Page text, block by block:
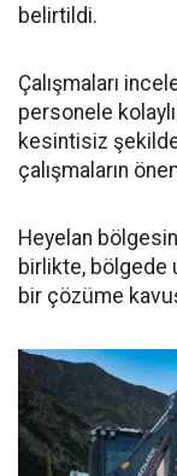
belirtildi.
Çalışmaları
personele
kesintisiz
çalışmaların
Heyelan
birlikte, bölgede
bir çözüme